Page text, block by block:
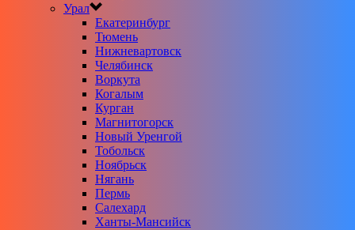
Урал
Екатеринбург
Тюмень
Нижневартовск
Челябинск
Воркута
Когалым
Курган
Магнитогорск
Новый Уренгой
Тобольск
Ноябрьск
Нягань
Пермь
Салехард
Ханты-Мансийск